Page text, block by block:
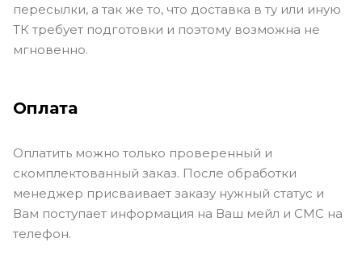
пересылки, а так же то, что доставка в ту или иную
ТК требует подготовки и поэтому возможна не
мгновенно.
Оплата
Оплатить можно только проверенный и
скомплектованный заказ. После обработки
менеджер присваивает заказу нужный статус и
Вам поступает информация на Ваш мейл и СМС на
телефон.